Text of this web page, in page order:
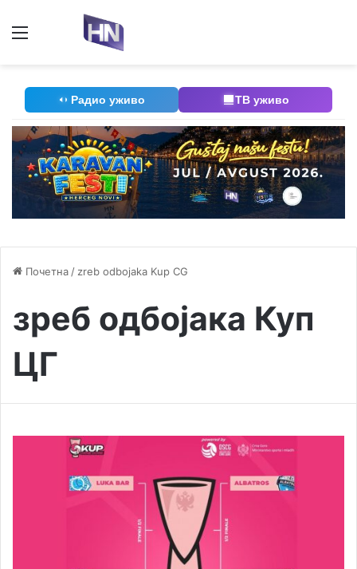
Радио уживо ТВ уживо
Почетна / zreb odbojaka Kup CG
зреб одбојака Куп
ЦГ